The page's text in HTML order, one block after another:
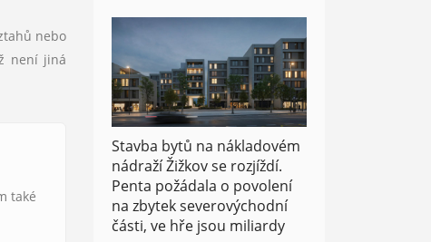
nebo
není jiná
také
Stavba bytů na nákladovém
nádraží Žižkov se rozjíždí.
Penta požádala o povolení
na zbytek severovýchodní
části, ve hře jsou miliardy